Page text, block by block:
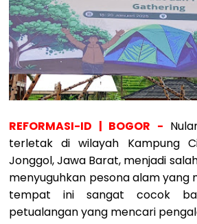
REFORMASI-ID | BOGOR -
terletak di wilayah Kampung
Jonggol, Jawa Barat, menjadi
menyuguhkan pesona alam yang
tempat ini sangat cocok
petualangan yang mencari